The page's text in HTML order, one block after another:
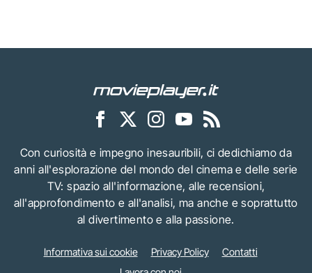
Con curiosità e impegno inesauribili, ci dedichiamo da
anni all'esplorazione del mondo del cinema e delle serie
TV: spazio all'informazione, alle recensioni,
all'approfondimento e all'analisi, ma anche e soprattutto
al divertimento e alla passione.
Informativa sui cookie Privacy Policy
Contatti